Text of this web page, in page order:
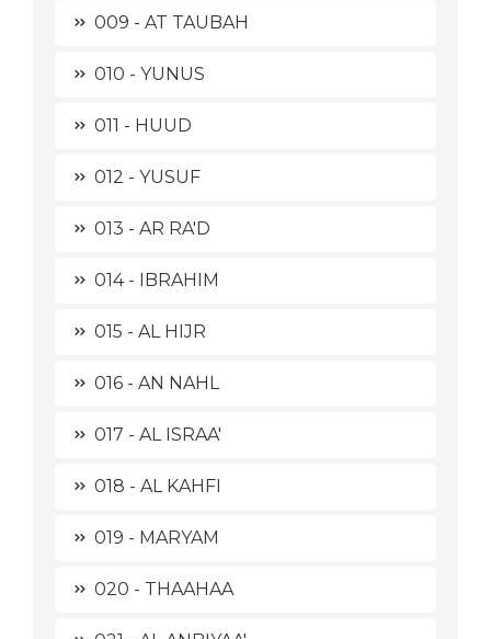
009 - AT TAUBAH
010 - YUNUS
011 - HUUD
012 - YUSUF
013 - AR RA'D
014 - IBRAHIM
015 - AL HIJR
016 - AN NAHL
017 - AL ISRAA'
018 - AL KAHFI
019 - MARYAM
020 - THAAHAA